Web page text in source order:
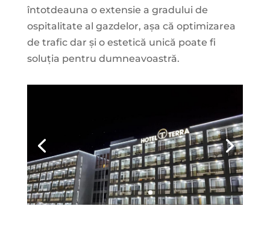
întotdeauna o extensie a gradului de
ospitalitate al gazdelor, așa că optimizarea
de trafic dar și o estetică unică poate fi
soluția pentru dumneavoastră.